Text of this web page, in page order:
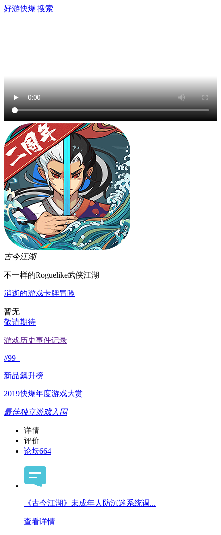
好游快爆 搜索
古今江湖
不一样的Roguelike武侠江湖
消逝的游戏卡牌冒险
暂无
敬请期待
游戏历史事件记录
#99+
新品飙升榜
2019快爆年度游戏大赏
最佳独立游戏入围
详情
评价
论坛664
《古今江湖》未成年人防沉迷系统调...
查看详情